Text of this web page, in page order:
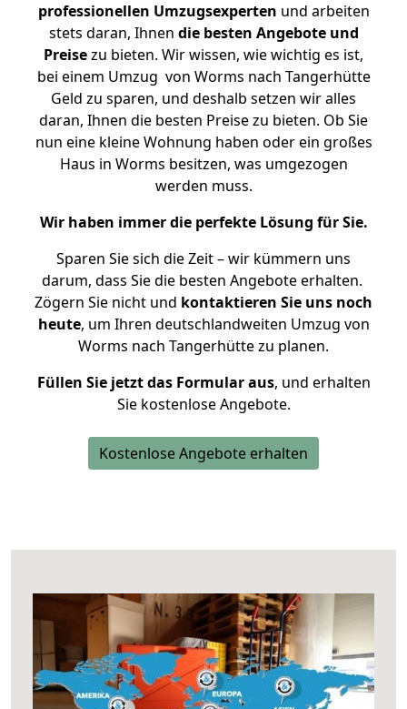
professionellen Umzugsexperten und arbeiten
stets daran, Ihnen die besten Angebote und
Preisezu bieten. Wir wissen, wie wichtig es ist,
bei einem Umzug von Worms nach Tangerhütte
Geld zu sparen, und deshalb setzen wir alles
daran, Ihnen die besten Preise zu bieten. Ob Sie
nun eine kleine Wohnung haben oder ein großes
Haus in Worms besitzen, was umgezogen
werden muss.
Wir haben immer die perfekte Lösung für Sie.
Sparen Sie sich die Zeit – wir kümmern uns
darum, dass Sie die besten Angebote erhalten.
Zögern Sie nicht und kontaktieren Sie uns noch
heute, um Ihren deutschlandweiten Umzug von
Worms nach Tangerhütte zu planen.
Füllen Sie jetzt das Formular aus, und erhalten
Sie kostenlose Angebote.
Kostenlose Angebote erhalten